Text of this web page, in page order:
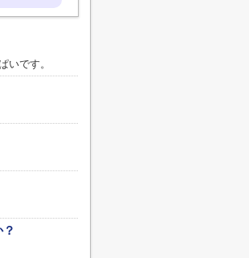
いです。